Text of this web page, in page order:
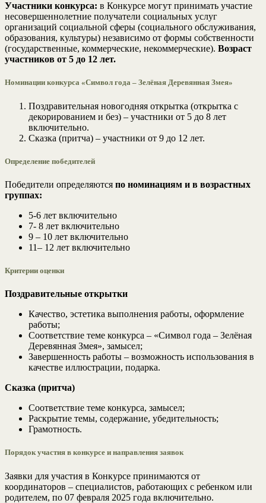
Участники конкурса: в Конкурсе могут принимать участие
несовершеннолетние получатели социальных услуг
организаций социальной сферы (социального обслуживания,
образования, культуры) независимо от формы собственности
(государственные, коммерческие, некоммерческие). Возраст
участников от 5 до 12 лет.
Номинации конкурса «Символ года – Зелёная Деревянная Змея»
Поздравительная новогодняя открытка (открытка с
декорированием и без) – участники от 5 до 8 лет
включительно.
Сказка (притча) – участники от 9 до 12 лет.
Определение победителей
Победители определяются по номинациям и в возрастных
группах:
5-6 лет включительно
7- 8 лет включительно
9 – 10 лет включительно
11– 12 лет включительно
Критерии оценки
Поздравительные открытки
Качество, эстетика выполнения работы, оформление
работы;
Соответствие теме конкурса – «Символ года – Зелёная
Деревянная Змея», замысел;
Завершенность работы – возможность использования в
качестве иллюстрации, подарка.
Сказка (притча)
Соответствие теме конкурса, замысел;
Раскрытие темы, содержание, убедительность;
Грамотность.
Порядок участия в конкурсе и направления заявок
Заявки для участия в Конкурсе принимаются от
координаторов – специалистов, работающих с ребенком или
родителем, по 07 февраля 2025 года включительно.